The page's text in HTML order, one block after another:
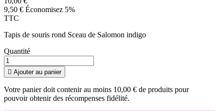
9,50 € Économisez 5%
TTC
Tapis de souris rond Sceau de Salomon indigo
Quantité
 Ajouter au panier
Votre panier doit contenir au moins 10,00 € de produits pour
pouvoir obtenir des récompenses fidélité.